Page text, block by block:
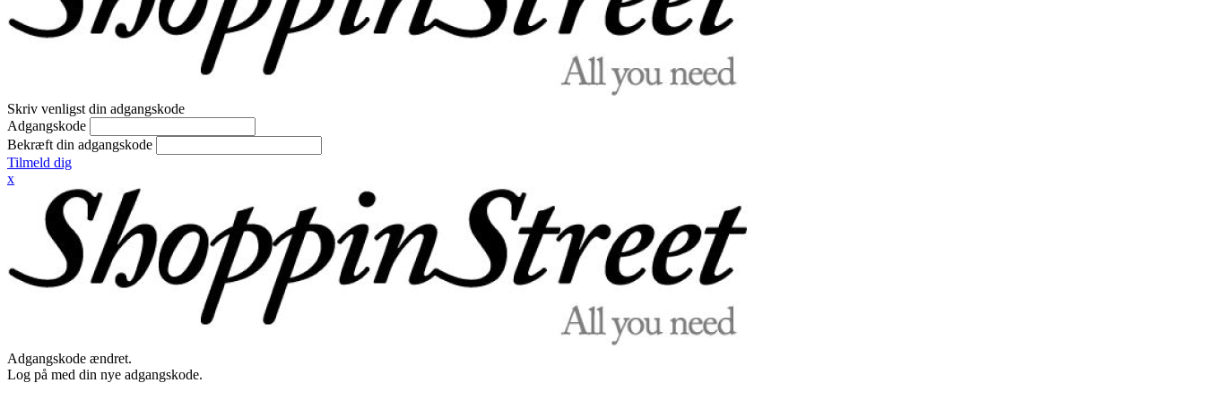
Skriv venligst din adgangskode
Adgangskode
Bekræft din adgangskode
Tilmeld dig
x
Adgangskode ændret.
Log på med din nye adgangskode.